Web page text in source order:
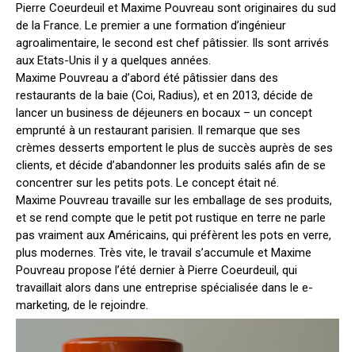
Pierre Coeurdeuil et Maxime Pouvreau sont originaires du sud
de la France. Le premier a une formation d’ingénieur
agroalimentaire, le second est chef pâtissier. Ils sont arrivés
aux Etats-Unis il y a quelques années.
Maxime Pouvreau a d’abord été pâtissier dans des
restaurants de la baie (Coi, Radius), et en 2013, décide de
lancer un business de déjeuners en bocaux – un concept
emprunté à un restaurant parisien. Il remarque que ses
crèmes desserts emportent le plus de succès auprès de ses
clients, et décide d’abandonner les produits salés afin de se
concentrer sur les petits pots. Le concept était né.
Maxime Pouvreau travaille sur les emballage de ses produits,
et se rend compte que le petit pot rustique en terre ne parle
pas vraiment aux Américains, qui préfèrent les pots en verre,
plus modernes. Très vite, le travail s’accumule et Maxime
Pouvreau propose l’été dernier à Pierre Coeurdeuil, qui
travaillait alors dans une entreprise spécialisée dans le e-
marketing, de le rejoindre.